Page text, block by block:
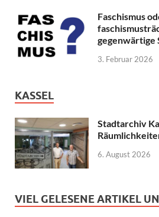
Faschismus
gegenwärtige
3. Februar 2026
KASSEL
Stadtarchiv
6. August 2026
VIEL GELESENE ARTIKEL